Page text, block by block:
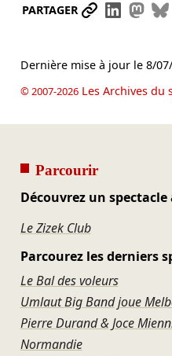
PARTAGER Partager le
Dernière mise à jour le 8/
© 2007-2026Les Archives du
Parcourir
Découvrez un
Le Zizek Club
Parcourez les derniers
Le Bal des voleurs
Umlaut Big Band joue
Pierre Durand & Joce
Normandie